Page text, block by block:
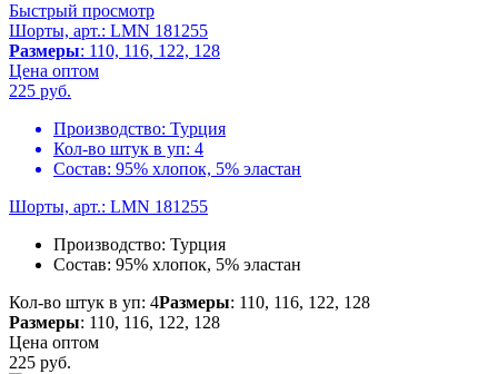
Быстрый просмотр
Шорты, арт.: LMN 181255
Размеры: 110, 116, 122, 128
Цена оптом
225 руб.
Производство: Турция
Кол-во штук в уп: 4
Состав: 95% хлопок, 5% эластан
Шорты, арт.: LMN 181255
Производство: Турция
Состав: 95% хлопок, 5% эластан
Кол-во штук в уп: 4Размеры: 110, 116, 122, 128
Размеры: 110, 116, 122, 128
Цена оптом
225 руб.